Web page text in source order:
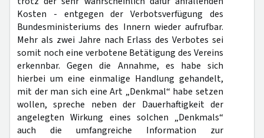
Kosten - entgegen der Verbotsverfügung des
Bundesministeriums des Innern wieder aufrufbar.
Mehr als zwei Jahre nach Erlass des Verbotes sei
somit noch eine verbotene Betätigung des Vereins
erkennbar. Gegen die Annahme, es habe sich
hierbei um eine einmalige Handlung gehandelt,
mit der man sich eine Art „Denkmal“ habe setzen
wollen, spreche neben der Dauerhaftigkeit der
angelegten Wirkung eines solchen „Denkmals“
auch die umfangreiche Information zur